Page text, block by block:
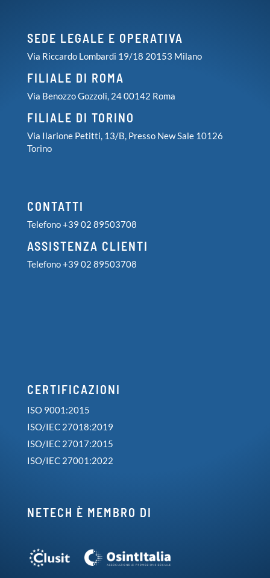
SEDE LEGALE E OPERATIVA
Via Riccardo Lombardi 19/18 20153 Milano
FILIALE DI ROMA
Via Benozzo Gozzoli, 24 00142 Roma
FILIALE DI TORINO
Via Ilarione Petitti, 13/B, Presso New Sale 10126
Torino
CONTATTI
Telefono +39 02 89503708
ASSISTENZA CLIENTI
Telefono +39 02 89503708
CERTIFICAZIONI
ISO 9001:2015
ISO/IEC 27018:2019
ISO/IEC 27017:2015
ISO/IEC 27001:2022
NETECH È MEMBRO DI